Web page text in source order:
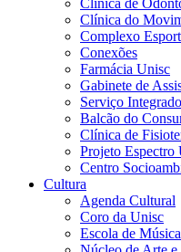
Clínica de
Clínica do
Complexo
Conexões
Farmácia Unisc
Gabinete de
Serviço
Balcão do
Clínica de
Projeto Espectro
Centro
Cultura
Agenda Cultural
Coro da Unisc
Escola de Música